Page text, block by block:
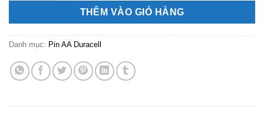
THÊM VÀO GIỎ HÀNG
Danh mục: Pin AA Duracell